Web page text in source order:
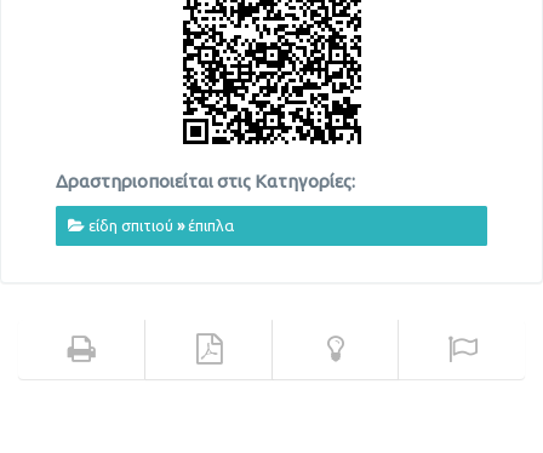
Δραστηριοποιείται στις Κατηγορίες:
είδη σπιτιού »έπιπλα